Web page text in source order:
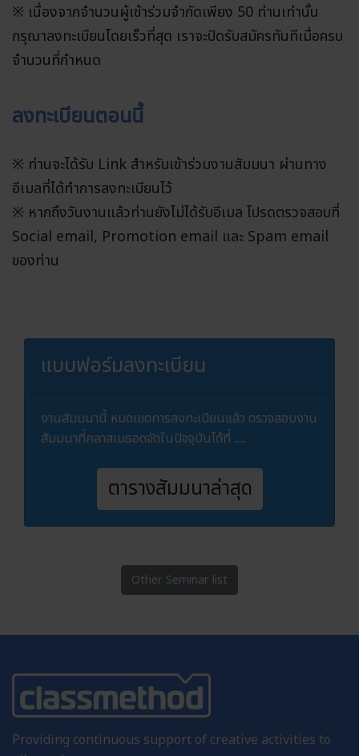
※ เนื่องจากจำนวนผู้เข้าร่วมจำกัดเพียง 50 ท่านเท่านั้น
กรุณาลงทะเบียนโดยเร็วที่สุด เราจะปิดรับสมัครทันทีเมื่อครบ
จำนวนที่กำหนด
ลงทะเบียนตอนนี้
※ ท่านจะได้รับ Link สำหรับเข้าร่วมงานสัมมนา ผ่านทาง
อีเมลที่ได้ทำการลงทะเบียนไว้
※ หากถึงวันงานแล้วท่านยังไม่ได้รับอีเมล โปรดตรวจสอบที่
Social email, Promotion email และ Spam email
ของท่าน
แบบฟอร์มลงทะเบียน
งานสัมมนานี้ หมดเขตการลงทะเบียนแล้ว ตรวจสอบงาน
สัมมนาที่คลาสเมธอดจัดในปัจจุบันได้ที่ .....
ตารางสัมมนาล่าสุด
Other Seminar list
Providing continuous support of creative activities to